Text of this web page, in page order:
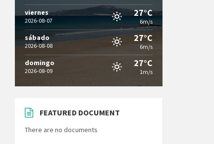
viernes
2026-08-07
27°C
6m/s
sábado
2026-08-08
27°C
6m/s
domingo
2026-08-09
27°C
1m/s
FEATURED DOCUMENT
There are no documents